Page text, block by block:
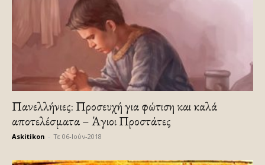
Πανελλήνιες: Προσευχή για φώτιση και καλά
αποτελέσματα – Άγιοι Προστάτες
Askitikon Τε 06-Ιούν-2018